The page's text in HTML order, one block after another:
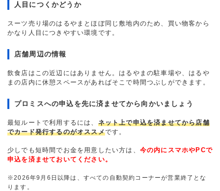
人目につくかどうか
スーツ売り場のはるやまとほぼ同じ敷地内のため、買い物客から
かなり人目につきやすい環境です。
店舗周辺の情報
飲食店はこの近辺にはありません。はるやまの駐車場や、はるや
まの店内に休憩スペースがあればそこで時間つぶしができます。
プロミスへの申込を先に済ませてから向かいましょう
最短ルートで利用するには、 ネット上で申込を済ませてから店舗
でカード発行するのがオススメです。
少しでも短時間でお金を用意したい方は、 今の内にスマホやPCで
申込を済ませておいてください。
※2026年9月6日以降は、すべての自動契約コーナーが営業終了とな
ります。